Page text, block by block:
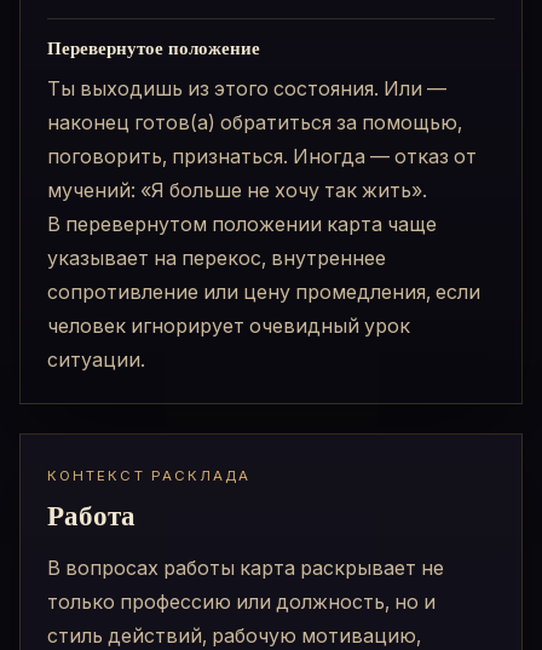
Перевернутое положение
Ты выходишь из этого состояния. Или —
наконец готов(а) обратиться за помощью,
поговорить, признаться. Иногда — отказ от
мучений: «Я больше не хочу так жить».
В перевернутом положении карта чаще
указывает на перекос, внутреннее
сопротивление или цену промедления, если
человек игнорирует очевидный урок
ситуации.
КОНТЕКСТ РАСКЛАДА
Работа
В вопросах работы карта раскрывает не
только профессию или должность, но и
стиль действий, рабочую мотивацию,